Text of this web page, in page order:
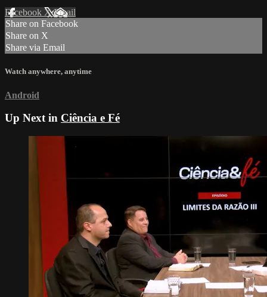
Facebook XEmail
Share on Facebook
Share on X
Share via Email
Watch anywhere, anytime
Android
Up Next in Ciência e Fé